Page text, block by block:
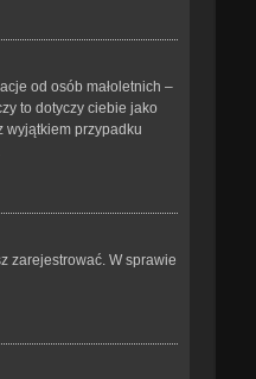
od osób małoletnich –
to dotyczy ciebie jako
wyjątkiem przypadku
zarejestrować. W sprawie